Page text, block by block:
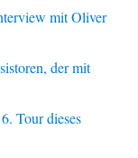
mit Oliver
der mit
Tour dieses